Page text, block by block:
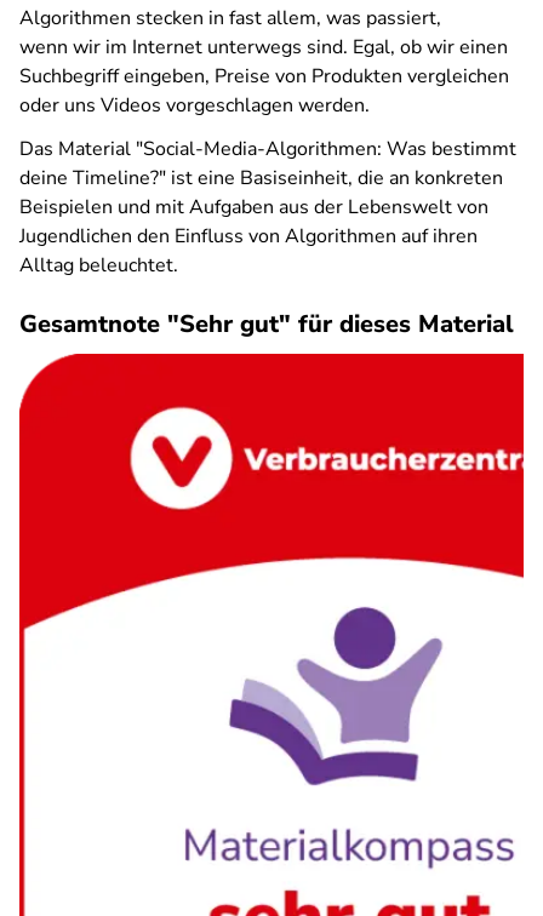
Algorithmen stecken in fast allem, was passiert,
wenn wir im Internet unterwegs sind. Egal, ob wir einen
Suchbegriff eingeben, Preise von Produkten vergleichen
oder uns Videos vorgeschlagen werden.
Das Material "Social-Media-Algorithmen: Was bestimmt
deine Timeline?" ist eine Basiseinheit, die an konkreten
Beispielen und mit Aufgaben aus der Lebenswelt von
Jugendlichen den Einfluss von Algorithmen auf ihren
Alltag beleuchtet.
Gesamtnote "Sehr gut" für dieses Material